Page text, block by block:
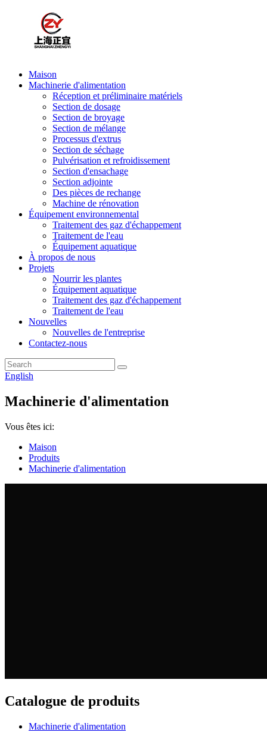
Maison
Machinerie d'alimentation
Réception et préliminaire matériels
Section de dosage
Section de broyage
Section de mélange
Processus d'extrus
Section de séchage
Pulvérisation et refroidissement
Section d'ensachage
Section adjointe
Des pièces de rechange
Machine de rénovation
Équipement environnemental
Traitement des gaz d'échappement
Traitement de l'eau
Équipement aquatique
À propos de nous
Projets
Nourrir les plantes
Équipement aquatique
Traitement des gaz d'échappement
Traitement de l'eau
Nouvelles
Nouvelles de l'entreprise
Contactez-nous
English
Machinerie d'alimentation
Vous êtes ici:
Maison
Produits
Machinerie d'alimentation
Catalogue de produits
Machinerie d'alimentation